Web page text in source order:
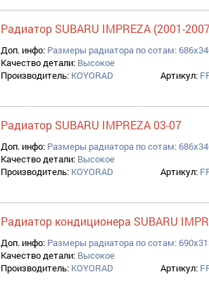
Радиатор SUBARU IMPREZA (2001-
Доп. инфо: Размеры радиатора по сотам:
Качество детали: Высокое
Производитель: KOYORAD Артикул:
Радиатор SUBARU IMPREZA 03-07
Доп. инфо: Размеры радиатора по сотам:
Качество детали: Высокое
Производитель: KOYORAD Артикул:
Радиатор кондиционера SUBARU
Доп. инфо: Размеры радиатора по сотам:
Качество детали: Высокое
Производитель: KOYORAD Артикул: